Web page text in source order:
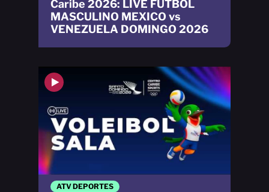
Caribe 2026: LIVE FÚTBOL
MASCULINO MEXICO vs
VENEZUELA DOMINGO 2026
ATV DEPORTES